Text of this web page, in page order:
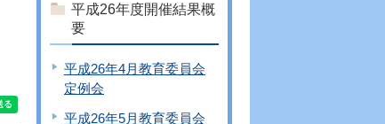
平成26年度開催結果概
要
平成26年4月教育委員会
定例会
平成26年5月教育委員会